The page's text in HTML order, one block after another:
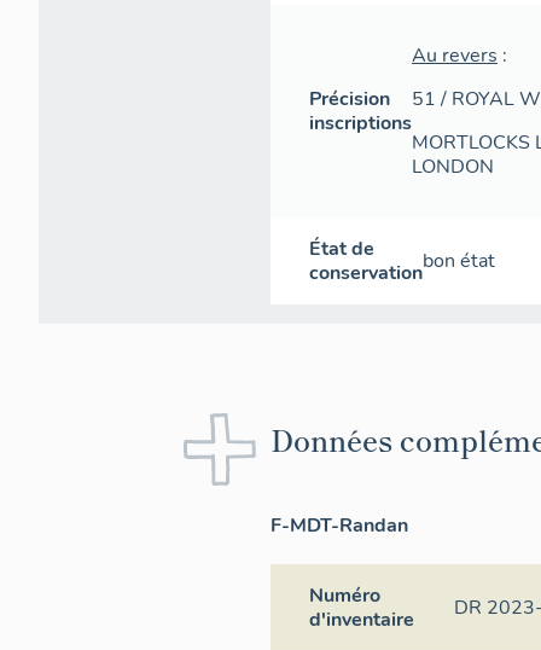
Précision
inscriptions
Au revers :
51 / ROYAL
MORTLOCKS
LONDON
État de
conservationbon état
Données
F-MDT-Randan
Numéro
d'inventaire
DR